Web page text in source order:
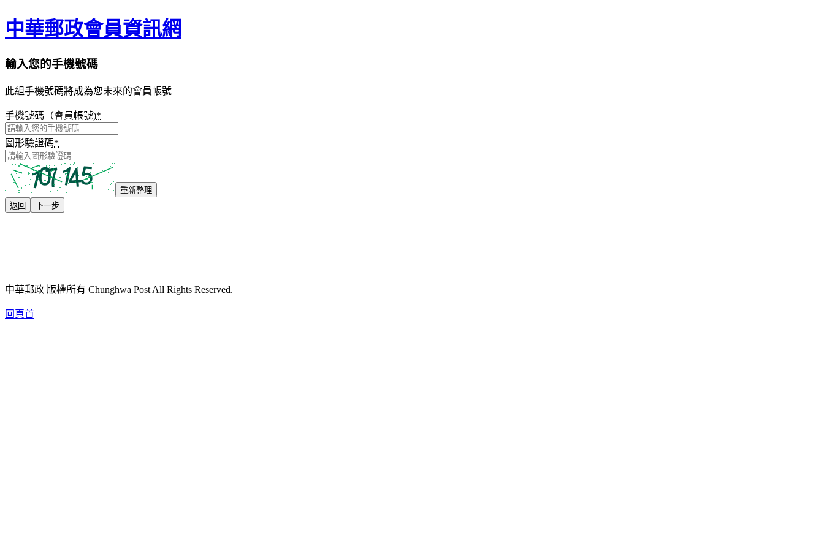
中華郵政會員資訊網
輸入您的手機號碼
此組手機號碼將成為您未來的會員帳號
手機號碼（會員帳號)*
圖形驗證碼*
重新整理
返回
下一步
中華郵政 版權所有 Chunghwa Post All Rights Reserved.
回頁首